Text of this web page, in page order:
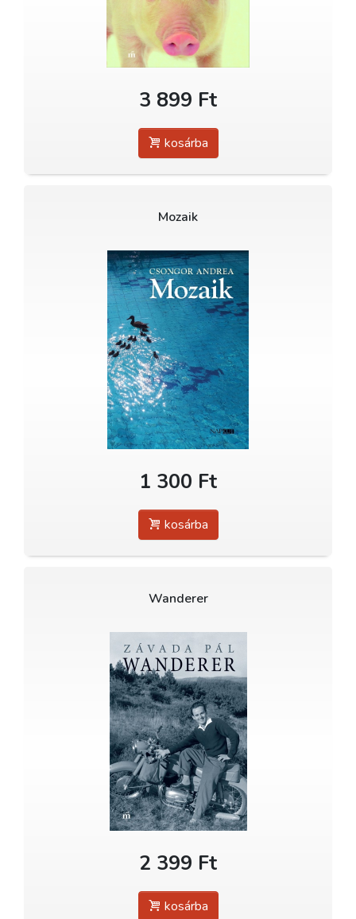
3 899 Ft
kosárba
Mozaik
1 300 Ft
kosárba
Wanderer
2 399 Ft
kosárba